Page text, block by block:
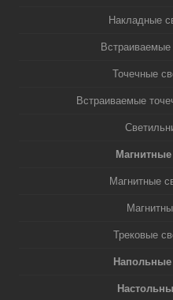
Накладные
Встраиваемые
Точечные
Встраиваемые
Магнитные
Трековые